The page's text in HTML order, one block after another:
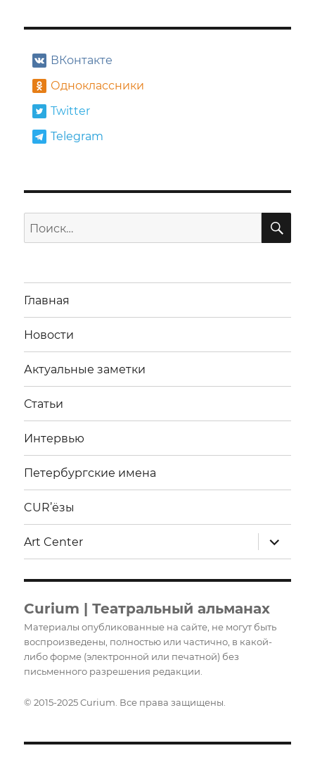
ВКонтакте
Одноклассники
Twitter
Telegram
Искать:
Главная
Новости
Актуальные заметки
Статьи
Интервью
Петербургские имена
CUR’ёзы
Art Center
меню
Curium | Театральный альманах
Материалы опубликованные на сайте, не могут быть
воспроизведены, полностью или частично, в какой-
либо форме (электронной или печатной) без
письменного разрешения редакции.
© 2015-2025 Curium. Все права защищены.